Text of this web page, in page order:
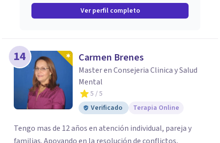
Ver perfil completo
14 Carmen Brenes
Master en Consejeria Clinica y Salud
Mental
5 / 5
Verificado
Terapia Online
Tengo mas de 12 años en atención individual, pareja y